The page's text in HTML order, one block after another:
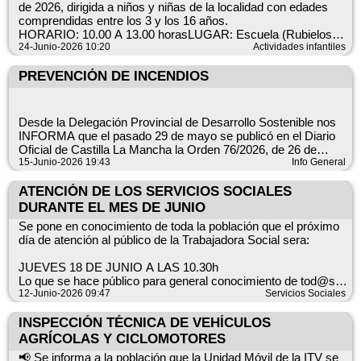
Pozoseco limpio, verde y seguro es un orgullo y una
responsabilidad compartida. Agradezco de antemano vuestra
colaboración.
de 2026, dirigida a niños y niñas de la localidad con edades
comprendidas entre los 3 y los 16 años.
HORARIO: 10.00 A 13.00 horasLUGAR: Escuela (Rubielos
Bajos)Se llevarán a cabo actividades lúdicas, deportivas,
inscripciones deben hacerse en el Ayuntamiento dentro del
Animamos a todas a familias a participar y pedimos vuestra
colaboración para que las actividades se desarrollen en un
ambiente de respeto, compañerismo y buena convivencia,
cuidando entre tod@s las instalaciones y los materiales.
¡Os esperamos para compartir un verano inolvidable! ¡No te
quedes en casa ven a divertirte con nosotros!
PLAN CORRESPONSABLES. MºIGUALDAD. JCCM.
INSTITUTO DE LA MUJER. EXCMA.DIPUTACIÓN DE
CUENCA
24-Junio-2026 10:20 Actividades infantiles
PREVENCIÓN DE INCENDIOS
Desde la Delegación Provincial de Desarrollo Sostenible nos
INFORMA que el pasado 29 de mayo se publicó en el Diario
Oficial de Castilla La Mancha la Orden 76/2026, de 26 de
mayo, de la Consejería de Desarrollo Sostenible, por la que se
riesgo de incendio forestal en el medio natural, terrenos
forestales y su zona de influencia en CLM.
Asimismo, se adjunta cuadro resumen que recoge las
principales limitaciones de las actividades a realizar en el
metros alrededor de éste en época de peligro alto y extremo
de incendios.
Para consultar o resolver cualquier duda no duden en ponerse
en contacto con esta Delegación Provincial en el correo
electrónico desa.sostenible-cu@jccm.es o en el número de
teléfono 969 17 88 30, así como en las oficinas de este
15-Junio-2026 19:43 Info General
ATENCIÓN DE LOS SERVICIOS SOCIALES
DURANTE EL MES DE JUNIO
Se pone en conocimiento de toda la población que el próximo
día de atención al público de la Trabajadora Social sera:
JUEVES 18 DE JUNIO A LAS 10.30h
Lo que se hace público para general conocimiento de tod@s.
12-Junio-2026 09:47 Servicios Sociales
INSPECCIÓN TÉCNICA DE VEHÍCULOS
AGRÍCOLAS Y CICLOMOTORES
📢 Se informa a la población que la Unidad Móvil de la ITV se